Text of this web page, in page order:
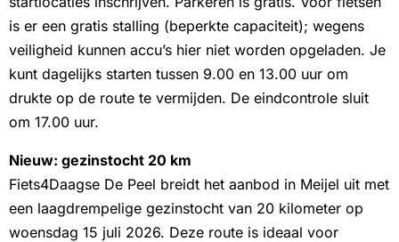
is er een gratis stalling (beperkte capaciteit); wegens
veiligheid kunnen accu’s hier niet worden opgeladen. Je
kunt dagelijks starten tussen 9.00 en 13.00 uur om
drukte op de route te vermijden. De eindcontrole sluit
om 17.00 uur.
Nieuw: gezinstocht 20 km
Fiets4Daagse De Peel breidt het aanbod in Meijel uit met
een laagdrempelige gezinstocht van 20 kilometer op
woensdag 15 juli 2026. Deze route is ideaal voor